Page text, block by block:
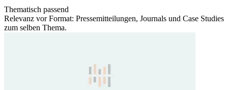
Thematisch passend
Relevanz vor Format: Pressemitteilungen, Journals und Case Studies
zum selben Thema.